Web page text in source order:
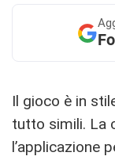
Il gioco è in
tutto simili. La
l’applicazione